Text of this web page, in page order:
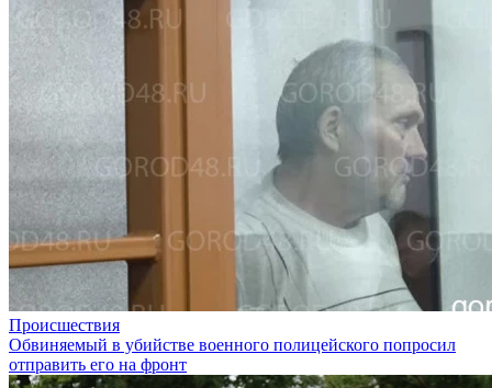
Происшествия
Обвиняемый в убийстве военного полицейского попросил
отправить его на фронт